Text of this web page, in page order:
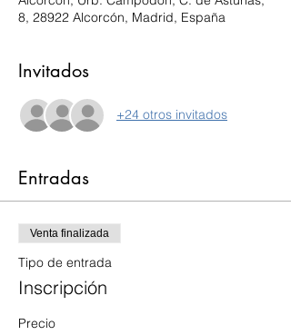
8, 28922 Alcorcón, Madrid, España
Invitados
+24 otros invitados
Entradas
Venta finalizada
Tipo de entrada
Inscripción
Precio